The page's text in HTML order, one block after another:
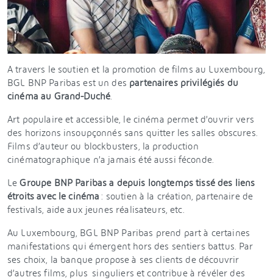
A travers le soutien et la promotion de films au Luxembourg,
BGL BNP Paribas est un des partenaires privilégiés du
cinéma au Grand-Duché.
Art populaire et accessible, le cinéma permet d’ouvrir vers
des horizons insoupçonnés sans quitter les salles obscures.
Films d’auteur ou blockbusters, la production
cinématographique n’a jamais été aussi féconde.
LeGroupe BNP Paribas a depuis longtemps tissé des liens
étroits avec le cinéma : soutien à la création, partenaire de
festivals, aide aux jeunes réalisateurs, etc.
Au Luxembourg, BGL BNP Paribas prend part à certaines
manifestations qui émergent hors des sentiers battus. Par
ses choix, la banque propose à ses clients de découvrir
d’autres films, plus singuliers et contribue à révéler des